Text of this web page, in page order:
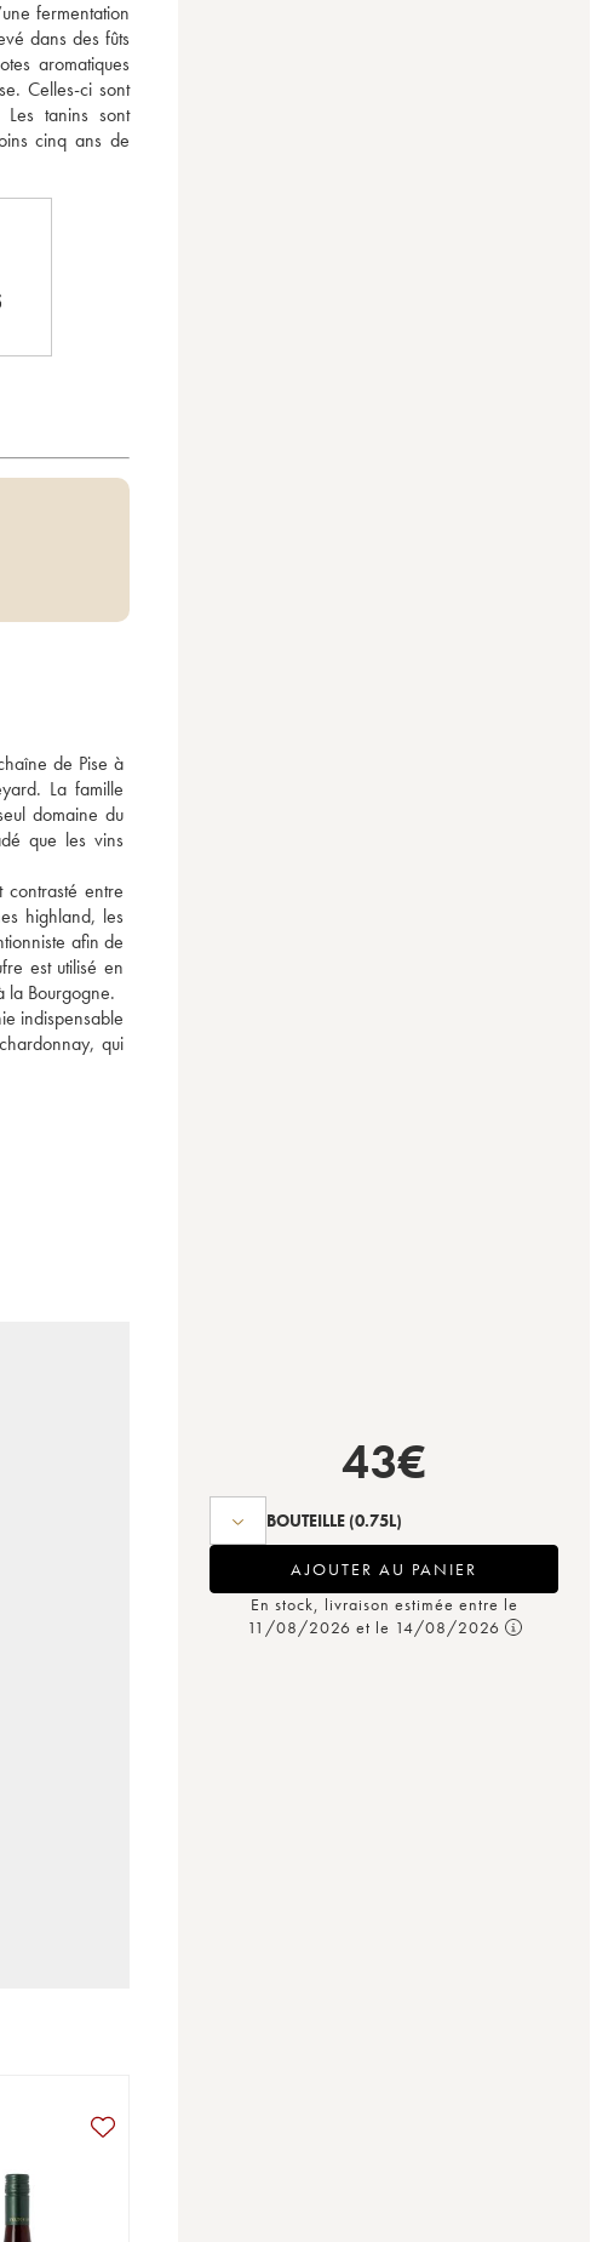
fermentation
dans des fûts
aromatiques
Celles-ci sont
tanins sont
cinq ans de
de Pise à
La famille
domaine du
que les vins
entre
highland, les
afin de
est utilisé en
la Bourgogne.
indispensable
qui
43€
BOUTEILLE (0.75L)
AJOUTER AU PANIER
En stock, livraison estimée entre le
11/08/2026 et le 14/08/2026